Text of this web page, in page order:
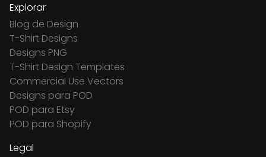
Explorar
Blog de Design
T-Shirt Designs
Designs PNG
T-Shirt Design Templates
Commercial Use Vectors
Designs para POD
POD para Etsy
POD para Shopify
Legal